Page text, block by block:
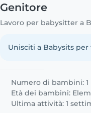
Genitore
Lavoro per babysitter a
Unisciti a Babysits
Numero di bambini: 1
Età dei bambini:
Ultima attività: 1